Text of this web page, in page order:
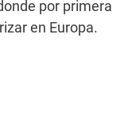
por primera
en Europa.